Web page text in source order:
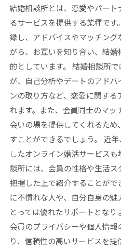
結婚相談所とは、恋愛やパー
るサービスを提供する業種で
録し、アドバイスやマッチン
がら、お互いを知り合い、結
的としています。 結婚相談所
が、自己分析やデートのアドバ
ンの取り方など、恋愛に関する
れます。また、会員同士のマッ
会いの場を提供してくれるた
すことができるでしょう。 近
したオンライン婚活サービス
談所には、会員の性格や生活ス
把握した上で紹介することが
に不慣れな人や、自分自身の
とっては優れたサポートとなり
会員のプライバシーや個人情
り、信頼性の高いサービスを